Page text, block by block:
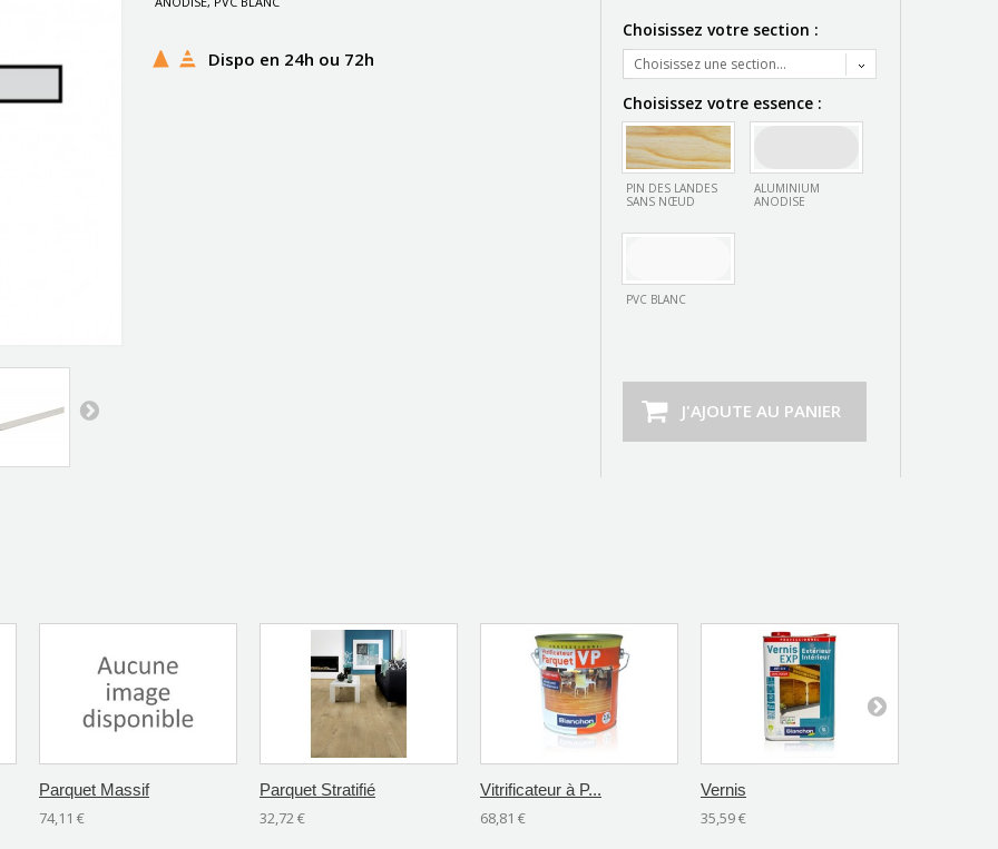
Dispo en 24h ou 72h
Choisissez votre section :
Choisissez une section...
Choisissez votre essence :
PIN DES LANDES
SANS NŒUD
ALUMINIUM
ANODISE
PVC BLANC
J'AJOUTE AU PANIER
Parquet Massif
74,11 €
Parquet Stratifié
32,72 €
Vitrificateur à P...
68,81 €
Vernis
35,59 €